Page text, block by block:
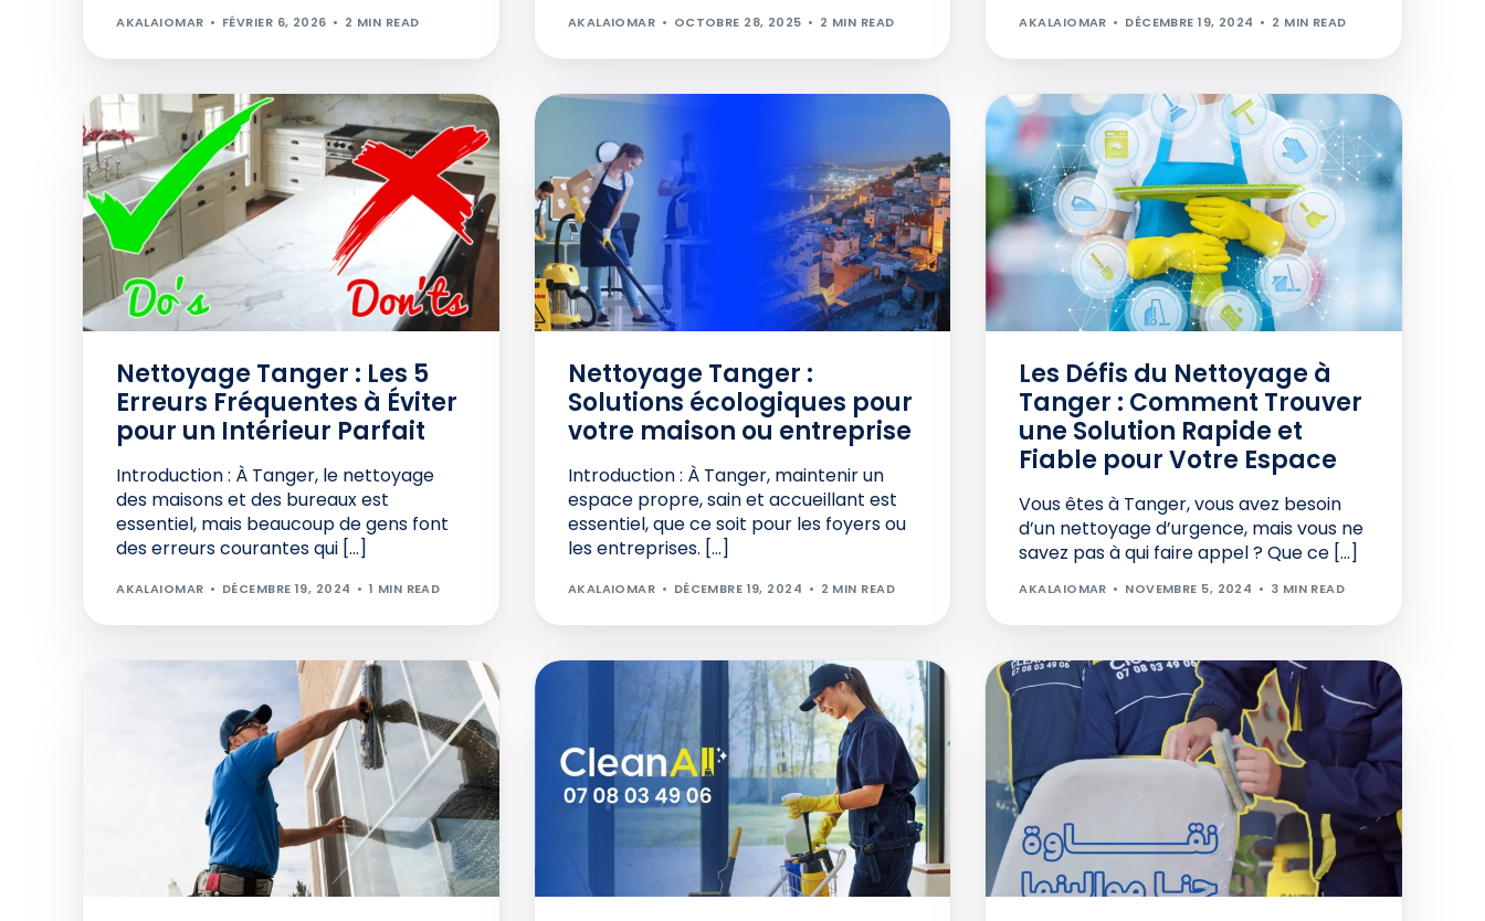
AKALAIOMAR FÉVRIER 6, 2026 2 MIN READ AKALAIOMAR OCTOBRE 28, 2025 2 MIN READ AKALAIOMAR DÉCEMBRE 19, 2024 2 MIN READ
Nettoyage Tanger : Les 5
Erreurs Fréquentes à Éviter
pour un Intérieur Parfait
Introduction : À Tanger, le nettoyage
des maisons et des bureaux est
essentiel, mais beaucoup de gens font
des erreurs courantes qui […]
AKALAIOMAR DÉCEMBRE 19, 2024 1 MIN READ
Nettoyage Tanger :
Solutions écologiques pour
votre maison ou entreprise
Introduction : À Tanger, maintenir un
espace propre, sain et accueillant est
essentiel, que ce soit pour les foyers ou
les entreprises. […]
AKALAIOMAR DÉCEMBRE 19, 2024 2 MIN READ
Les Défis du Nettoyage à
Tanger : Comment Trouver
une Solution Rapide et
Fiable pour Votre Espace
Vous êtes à Tanger, vous avez besoin
d’un nettoyage d’urgence, mais vous ne
savez pas à qui faire appel ? Que ce […]
AKALAIOMAR NOVEMBRE 5, 2024 3 MIN READ